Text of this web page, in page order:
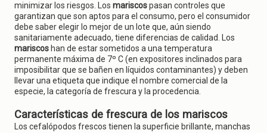
minimizar los riesgos. Los mariscospasan controles que
garantizan que son aptos para el consumo, pero el consumidor
debe saber elegir lo mejor de un lote que, aún siendo
sanitariamente adecuado, tiene diferencias de calidad. Los
mariscos han de estar sometidos a una temperatura
permanente máxima de 7º C (en expositores inclinados para
imposibilitar que se bañen en líquidos contaminantes) y deben
llevar una etiqueta que indique el nombre comercial de la
especie, la categoría de frescura y la procedencia.
Características de frescura de los mariscos
Los cefalópodos frescos tienen la superficie brillante, manchas